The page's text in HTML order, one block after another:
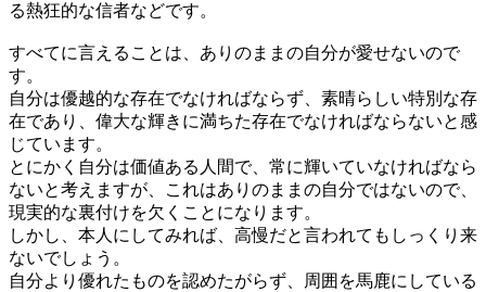
る熱狂的な信者などです。
すべてに言えることは、ありのままの自分が愛せないので
す。
自分は優越的な存在でなければならず、素晴らしい特別な存
在であり、偉大な輝きに満ちた存在でなければならないと感
じています。
とにかく自分は価値ある人間で、常に輝いていなければなら
ないと考えますが、これはありのままの自分ではないので、
現実的な裏付けを欠くことになります。
しかし、本人にしてみれば、高慢だと言われてもしっくり来
ないでしょう。
自分より優れたものを認めたがらず、周囲を馬鹿にしている